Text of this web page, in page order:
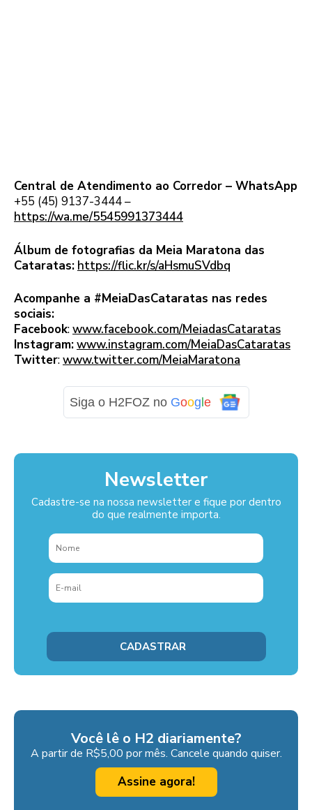
Central de Atendimento ao Corredor – WhatsApp
+55 (45) 9137-3444 –
https://wa.me/5545991373444
Álbum de fotografias da Meia Maratona das
Cataratas: https://flic.kr/s/aHsmuSVdbq
Acompanhe a #MeiaDasCataratas nas redes
sociais:
Facebook:www.facebook.com/MeiadasCataratas
Instagram:www.instagram.com/MeiaDasCataratas
Twitter:www.twitter.com/MeiaMaratona
Siga o H2FOZ no Google
Newsletter
Cadastre-se na nossa newsletter e fique por dentro
do que realmente importa.
Você lê o H2 diariamente?
A partir de R$5,00 por mês. Cancele quando quiser.
Assine agora!